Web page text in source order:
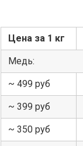
Цена за 1 кг
Медь:
~ 499 руб
~ 399 руб
~ 350 руб